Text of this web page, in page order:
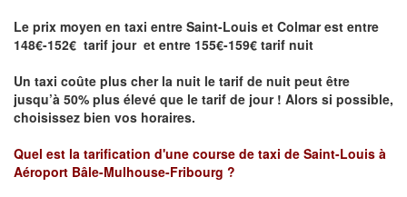
Le prix moyen en taxi entre Saint-Louis et Colmar est entre
148€-152€ tarif jour et entre 155€-159€ tarif nuit
Un taxi coûte plus cher la nuit le tarif de nuit peut être
jusqu’à 50% plus élevé que le tarif de jour ! Alors si possible,
choisissez bien vos horaires.
Quel est la tarification d'une course de taxi de Saint-Louis à
Aéroport Bâle-Mulhouse-Fribourg ?